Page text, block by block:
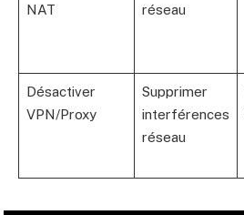
NAT
réseau
Désactiver
VPN/Proxy
Supprimer
interférences
réseau